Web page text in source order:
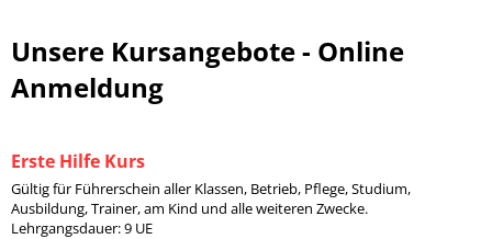
Unsere Kursangebote - Online
Anmeldung
Erste Hilfe Kurs
Gültig für Führerschein aller Klassen, Betrieb, Pflege, Studium,
Ausbildung, Trainer, am Kind und alle weiteren Zwecke.
Lehrgangsdauer: 9 UE